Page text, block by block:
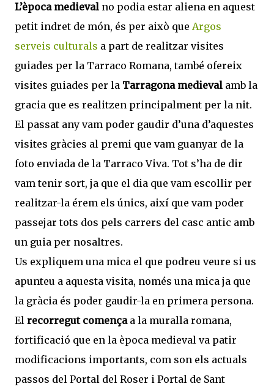
L’època medieval no podia estar aliena en aquest
petit indret de món, és per això que Argos
serveis culturals a part de realitzar visites
guiades per la Tarraco Romana, també ofereix
visites guiades per la Tarragona medieval amb la
gracia que es realitzen principalment per la nit.
El passat any vam poder gaudir d’una d’aquestes
visites gràcies al premi que vam guanyar de la
foto enviada de la Tarraco Viva. Tot s’ha de dir
vam tenir sort, ja que el dia que vam escollir per
realitzar-la érem els únics, així que vam poder
passejar tots dos pels carrers del casc antic amb
un guia per nosaltres.
Us expliquem una mica el que podreu veure si us
apunteu a aquesta visita, només una mica ja que
la gràcia és poder gaudir-la en primera persona.
El recorregut començaa la muralla romana,
fortificació que en la època medieval va patir
modificacions importants, com son els actuals
passos del Portal del Roser i Portal de Sant